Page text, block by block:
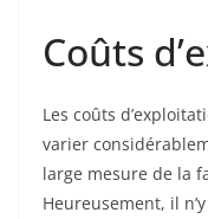
Coûts
Les coûts
varier
large mesure de la
Heureusement, il